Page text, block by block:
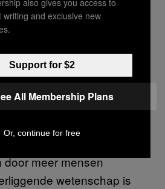
dat mensen oprecht
bijster waren,” wist
. “Maar het blijft een
onze bedoelingen waren
van klimaatverandering
meer mensen
wetenschap is
writing and exclusive new
Support for $2
All Membership Plans
Or, continue for free